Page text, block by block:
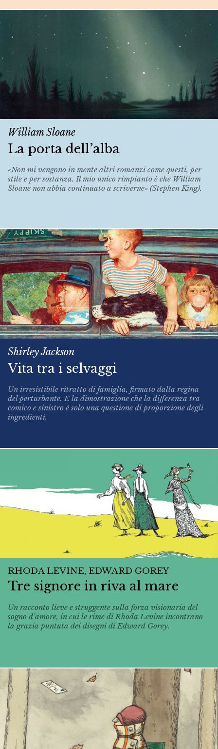
William Sloane
La porta dell’alba
«Non mi vengono in mente altri romanzi come questi, per
stile e per sostanza. Il mio unico rimpianto è che William
Sloane non abbia continuato a scriverne» (Stephen King).
Shirley Jackson
Vita tra i selvaggi
Un irresistibile ritratto di famiglia, firmato dalla regina
del perturbante. E la dimostrazione che la differenza tra
comico e sinistro è solo una questione di proporzione degli
ingredienti.
RHODA LEVINE, EDWARD GOREY
Tre signore in riva al mare
Un racconto lieve e struggente sulla forza visionaria del
sogno d’amore, in cui le rime di Rhoda Levine incontrano
la grazia puntuta dei disegni di Edward Gorey.